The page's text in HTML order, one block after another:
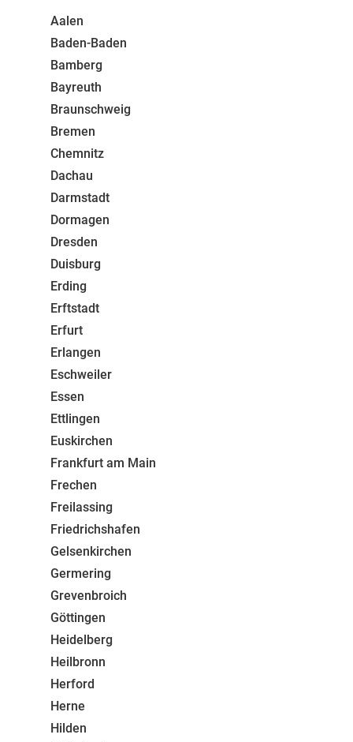
Aalen
Baden-Baden
Bamberg
Bayreuth
Braunschweig
Bremen
Chemnitz
Dachau
Darmstadt
Dormagen
Dresden
Duisburg
Erding
Erftstadt
Erfurt
Erlangen
Eschweiler
Essen
Ettlingen
Euskirchen
Frankfurt am Main
Frechen
Freilassing
Friedrichshafen
Gelsenkirchen
Germering
Grevenbroich
Göttingen
Heidelberg
Heilbronn
Herford
Herne
Hilden